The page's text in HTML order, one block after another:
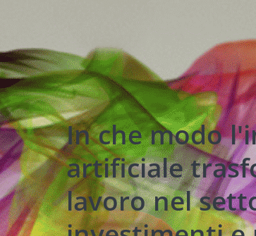
In che modo
artificiale
lavoro nel